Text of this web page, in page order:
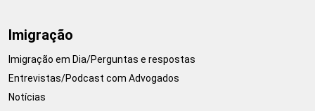
Imigração
Imigração em Dia/Perguntas e respostas
Entrevistas/Podcast com Advogados
Notícias